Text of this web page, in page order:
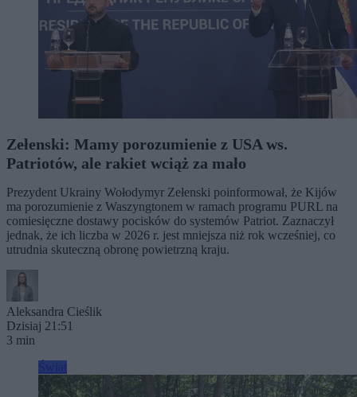
Zełenski: Mamy porozumienie z USA ws.
Patriotów, ale rakiet wciąż za mało
Prezydent Ukrainy Wołodymyr Zełenski poinformował, że Kijów
ma porozumienie z Waszyngtonem w ramach programu PURL na
comiesięczne dostawy pocisków do systemów Patriot. Zaznaczył
jednak, że ich liczba w 2026 r. jest mniejsza niż rok wcześniej, co
utrudnia skuteczną obronę powietrzną kraju.
Aleksandra Cieślik
Dzisiaj 21:51
3 min